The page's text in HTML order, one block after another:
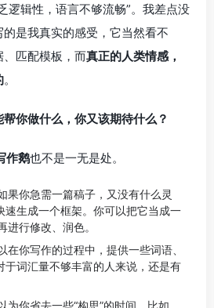
逻辑性，语言不够流畅”。我差点没
是我真实的感受，它当然看不
匹配模板，而真正的人类情感，
。
你做什么，你又该期待什么？
作鹅也不是一无是处。
果你急需一篇稿子，又没有什么灵
速生成一个框架。你可以把它当成一
进行修改、润色。
在你写作的过程中，提供一些词语、
于词汇量不够丰富的人来说，还是有
为你省去一些“构思”的时间。比如，